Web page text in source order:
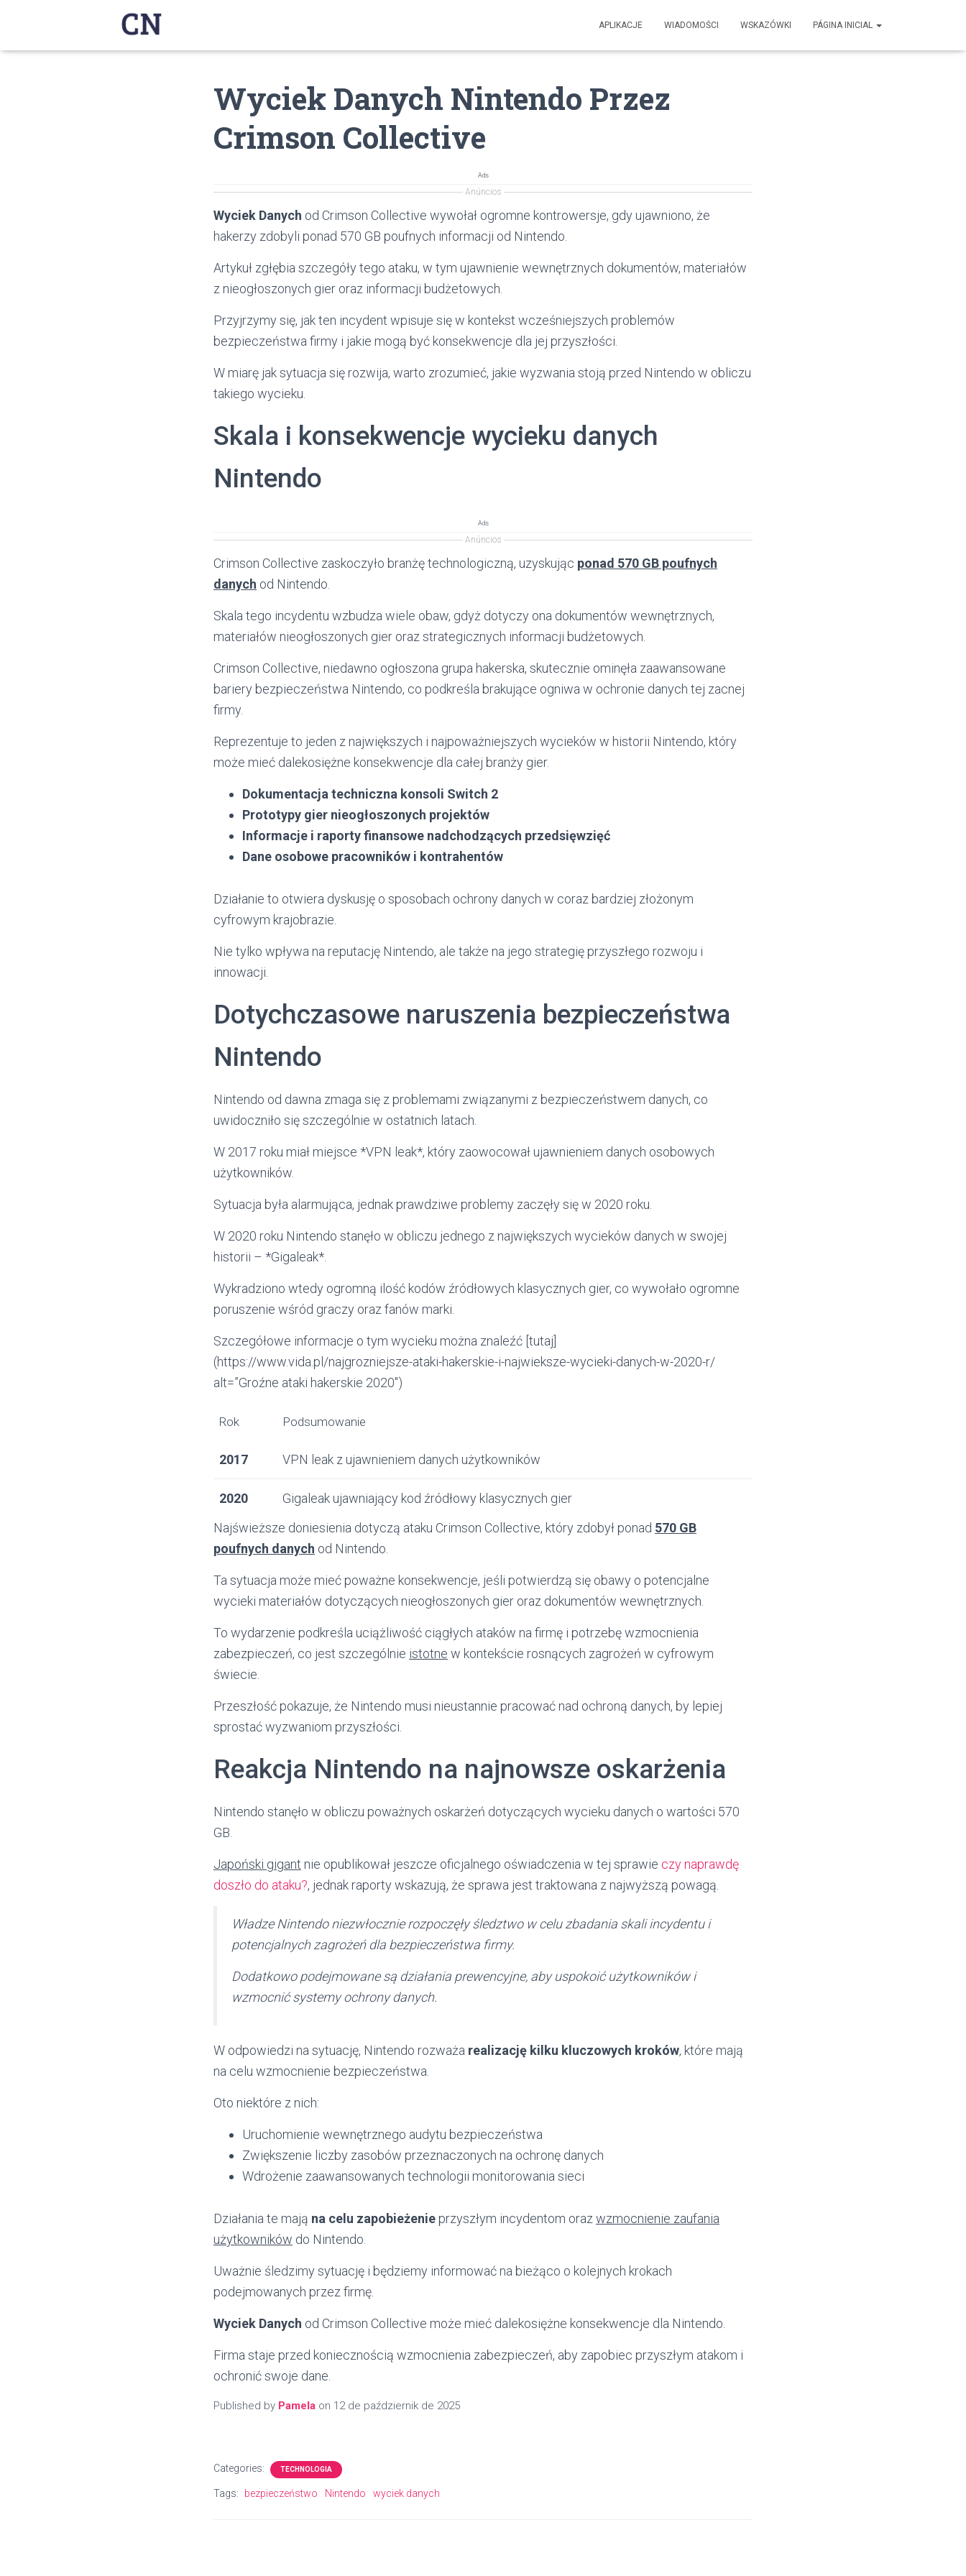
APLIKACJE WIADOMOŚCI WSKAZÓWKI PÁGINA INICIAL
Wyciek Danych Nintendo Przez
Crimson Collective
Ads
Anúncios
Wyciek Danych od Crimson Collective wywołał ogromne kontrowersje, gdy ujawniono, że
hakerzy zdobyli ponad 570 GB poufnych informacji od Nintendo.
Artykuł zgłębia szczegóły tego ataku, w tym ujawnienie wewnętrznych dokumentów, materiałów
z nieogłoszonych gier oraz informacji budżetowych.
Przyjrzymy się, jak ten incydent wpisuje się w kontekst wcześniejszych problemów
bezpieczeństwa firmy i jakie mogą być konsekwencje dla jej przyszłości.
W miarę jak sytuacja się rozwija, warto zrozumieć, jakie wyzwania stoją przed Nintendo w obliczu
takiego wycieku.
Skala i konsekwencje wycieku danych
Nintendo
Ads
Anúncios
Crimson Collective zaskoczyło branżę technologiczną, uzyskując ponad 570 GB poufnych
danych od Nintendo.
Skala tego incydentu wzbudza wiele obaw, gdyż dotyczy ona dokumentów wewnętrznych,
materiałów nieogłoszonych gier oraz strategicznych informacji budżetowych.
Crimson Collective, niedawno ogłoszona grupa hakerska, skutecznie ominęła zaawansowane
bariery bezpieczeństwa Nintendo, co podkreśla brakujące ogniwa w ochronie danych tej zacnej
firmy.
Reprezentuje to jeden z największych i najpoważniejszych wycieków w historii Nintendo, który
może mieć dalekosiężne konsekwencje dla całej branży gier.
Dokumentacja techniczna konsoli Switch 2
Prototypy gier nieogłoszonych projektów
Informacje i raporty finansowe nadchodzących przedsięwzięć
Dane osobowe pracowników i kontrahentów
Działanie to otwiera dyskusję o sposobach ochrony danych w coraz bardziej złożonym
cyfrowym krajobrazie.
Nie tylko wpływa na reputację Nintendo, ale także na jego strategię przyszłego rozwoju i
innowacji.
Dotychczasowe naruszenia bezpieczeństwa
Nintendo
Nintendo od dawna zmaga się z problemami związanymi z bezpieczeństwem danych, co
uwidoczniło się szczególnie w ostatnich latach.
W 2017 roku miał miejsce *VPN leak*, który zaowocował ujawnieniem danych osobowych
użytkowników.
Sytuacja była alarmująca, jednak prawdziwe problemy zaczęły się w 2020 roku.
W 2020 roku Nintendo stanęło w obliczu jednego z największych wycieków danych w swojej
historii – *Gigaleak*.
Wykradziono wtedy ogromną ilość kodów źródłowych klasycznych gier, co wywołało ogromne
poruszenie wśród graczy oraz fanów marki.
Szczegółowe informacje o tym wycieku można znaleźć [tutaj]
(https://www.vida.pl/najgrozniejsze-ataki-hakerskie-i-najwieksze-wycieki-danych-w-2020-r/
alt=”Groźne ataki hakerskie 2020″)
Rok Podsumowanie
2017 VPN leak z ujawnieniem danych użytkowników
2020
Gigaleak ujawniający kod źródłowy klasycznych gier
Najświeższe doniesienia dotyczą ataku Crimson Collective, który zdobył ponad 570 GB
poufnych danych od Nintendo.
Ta sytuacja może mieć poważne konsekwencje, jeśli potwierdzą się obawy o potencjalne
wycieki materiałów dotyczących nieogłoszonych gier oraz dokumentów wewnętrznych.
To wydarzenie podkreśla uciążliwość ciągłych ataków na firmę i potrzebę wzmocnienia
zabezpieczeń, co jest szczególnie istotne w kontekście rosnących zagrożeń w cyfrowym
świecie.
Przeszłość pokazuje, że Nintendo musi nieustannie pracować nad ochroną danych, by lepiej
sprostać wyzwaniom przyszłości.
Reakcja Nintendo na najnowsze oskarżenia
Nintendo stanęło w obliczu poważnych oskarżeń dotyczących wycieku danych o wartości 570
GB.
Japoński gigant nie opublikował jeszcze oficjalnego oświadczenia w tej sprawie czy naprawdę
doszło do ataku?, jednak raporty wskazują, że sprawa jest traktowana z najwyższą powagą.
Władze Nintendo niezwłocznie rozpoczęły śledztwo w celu zbadania skali incydentu i
potencjalnych zagrożeń dla bezpieczeństwa firmy.
Dodatkowo podejmowane są działania prewencyjne, aby uspokoić użytkowników i
wzmocnić systemy ochrony danych.
W odpowiedzi na sytuację, Nintendo rozważa realizację kilku kluczowych kroków, które mają
na celu wzmocnienie bezpieczeństwa.
Oto niektóre z nich:
Uruchomienie wewnętrznego audytu bezpieczeństwa
Zwiększenie liczby zasobów przeznaczonych na ochronę danych
Wdrożenie zaawansowanych technologii monitorowania sieci
Działania te mają na celu zapobieżenie przyszłym incydentom oraz wzmocnienie zaufania
użytkowników do Nintendo.
Uważnie śledzimy sytuację i będziemy informować na bieżąco o kolejnych krokach
podejmowanych przez firmę.
Wyciek Danych od Crimson Collective może mieć dalekosiężne konsekwencje dla Nintendo.
Firma staje przed koniecznością wzmocnienia zabezpieczeń, aby zapobiec przyszłym atakom i
ochronić swoje dane.
Published by Pamela on 12 de październik de 2025
Categories: TECHNOLOGIA
Tags: bezpieczeństwo Nintendo wyciek danych